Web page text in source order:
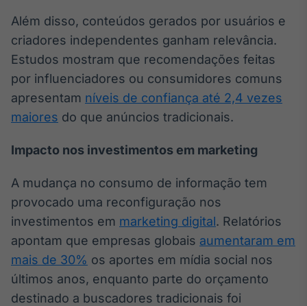
Curadoria
Curadoria de
conteúdos
noticiosos
Soluções de
Tecnologia
Broadcast
Monitoramento
notícias e
conteúdos
Broadcast
Fundos
A melhor
plataforma para
analisar fundos
de investimento
no Brasil
Além disso, conteúdos gerados por usuários e
criadores independentes ganham relevância.
Estudos mostram que recomendações feitas
por influenciadores ou consumidores comuns
apresentam níveis de confiança até 2,4 vezes
maiores do que anúncios tradicionais.
Impacto nos investimentos em marketing
A mudança no consumo de informação tem
provocado uma reconfiguração nos
investimentos em marketing digital. Relatórios
apontam que empresas globais aumentaram em
mais de 30% os aportes em mídia social nos
últimos anos, enquanto parte do orçamento
destinado a buscadores tradicionais foi